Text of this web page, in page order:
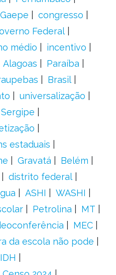
Gaepe
congresso
Federal
médio
incentivo
Alagoas
Paraíba
Brasil
universalização
Sergipe
estaduais
Gravatá
Belém
distrito federal
ASHI
WASHI
Petrolina
MT
MEC
da escola não pode
IDH